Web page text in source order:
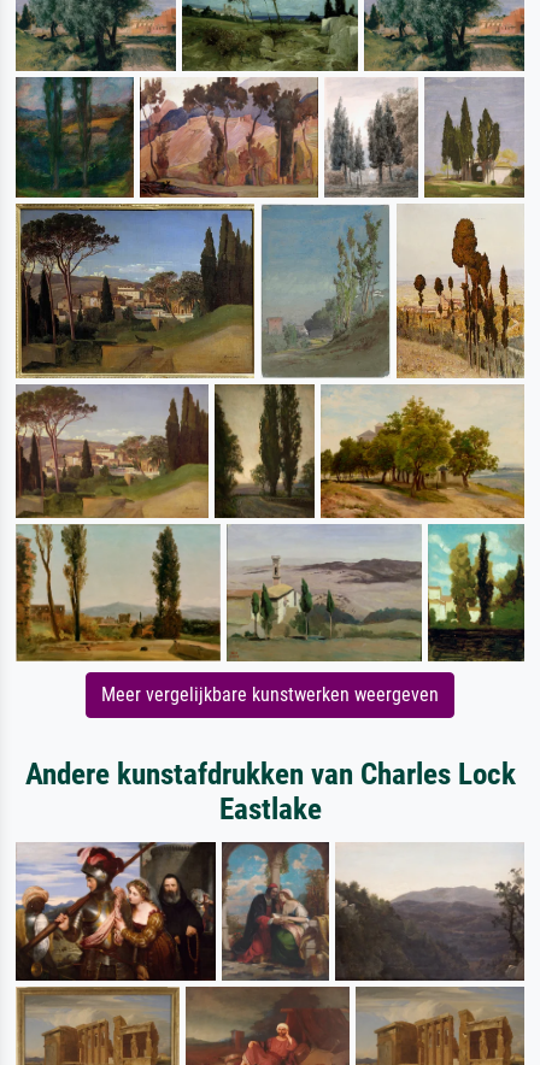
Meer vergelijkbare kunstwerken weergeven
Andere kunstafdrukken van Charles Lock
Eastlake